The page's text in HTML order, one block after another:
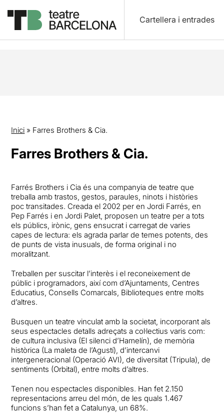
Cartellera i entrades
Inici » Farres Brothers & Cia.
Farres Brothers & Cia.
Farrés Brothers i Cia és una companyia de teatre que
treballa amb trastos, gestos, paraules, ninots i històries
poc transitades. Creada el 2002 per en Jordi Farrés, en
Pep Farrés i en Jordi Palet, proposen un teatre per a tots
els públics, irònic, gens ensucrat i carregat de varies
capes de lectura: els agrada parlar de temes potents, des
de punts de vista inusuals, de forma original i no
moralitzant.
Treballen per suscitar l’interès i el reconeixement de
públic i programadors, així com d’Ajuntaments, Centres
Educatius, Consells Comarcals, Biblioteques entre molts
d’altres.
Busquen un teatre vinculat amb la societat, incorporant als
seus espectacles detalls adreçats a col·lectius varis com:
de cultura inclusiva (El silenci d’Hamelín), de memòria
històrica (La maleta de l’Agustí), d’intercanvi
intergeneracional (Operació AVI), de diversitat (Tripula), de
sentiments (Orbital), entre molts d’altres.
Tenen nou espectacles disponibles. Han fet 2.150
representacions arreu del món, de les quals 1.467
funcions s’han fet a Catalunya, un 68%.